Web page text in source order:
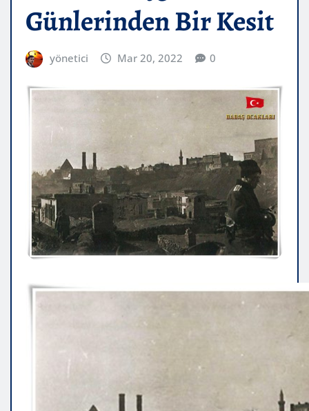
Günlerinden Bir Kesit
yönetici Mar 20, 2022 0